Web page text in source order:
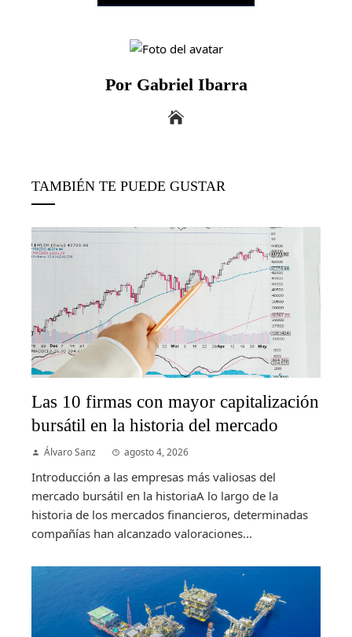
Por Gabriel Ibarra
TAMBIÉN TE PUEDE GUSTAR
Las 10 firmas con mayor capitalización
bursátil en la historia del mercado
Álvaro Sanz agosto 4, 2026
Introducción a las empresas más valiosas del
mercado bursátil en la historiaA lo largo de la
historia de los mercados financieros, determinadas
compañías han alcanzado valoraciones...